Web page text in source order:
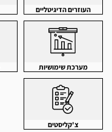
העוזרים הדיגיטליים
מערכת שימושיות
צ'קליסטים